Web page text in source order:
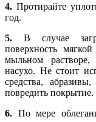
4. Протирайте
год.
5. В случае
поверхность
мыльном растворе,
насухо. Не стоит
средства,
повредить покрытие.
6. По мере